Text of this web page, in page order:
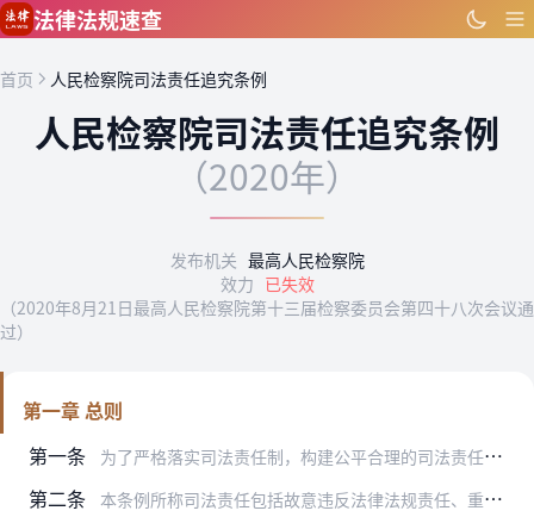
跳到主要内容
法律法规速查
首页 人民检察院司法责任追究条例
人民检察院司法责任追究条例
（2020年）
发布机关 最高人民检察院
效力 已失效
（2020年8月21日最高人民检察院第十三届检察委员会第四十八次会议通
过）
第一章 总则
第一条
为了严格落实司法责任制，构建公平合理的司法责任认定和追究机制，保证人民检察院及其办案组织、检察人员依法履行职责、公正行使职权，根据《中华人民共和国公务员法》《中…
第二条 本条例所称司法责任包括故意违反法律法规责任、重大过失责任和监督管理责任。